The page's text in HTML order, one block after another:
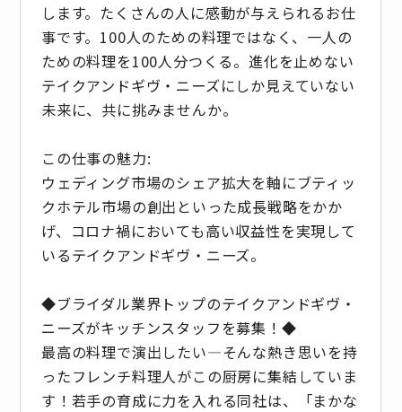
します。たくさんの人に感動が与えられるお仕
事です。100人のための料理ではなく、一人の
ための料理を100人分つくる。進化を止めない
テイクアンドギヴ・ニーズにしか見えていない
未来に、共に挑みませんか。
この仕事の魅力:
ウェディング市場のシェア拡大を軸にブティッ
クホテル市場の創出といった成長戦略をかか
げ、コロナ禍においても高い収益性を実現して
いるテイクアンドギヴ・ニーズ。
◆ブライダル業界トップのテイクアンドギヴ・
ニーズがキッチンスタッフを募集！◆
最高の料理で演出したい―そんな熱き思いを持
ったフレンチ料理人がこの厨房に集結していま
す！若手の育成に力を入れる同社は、「まかな